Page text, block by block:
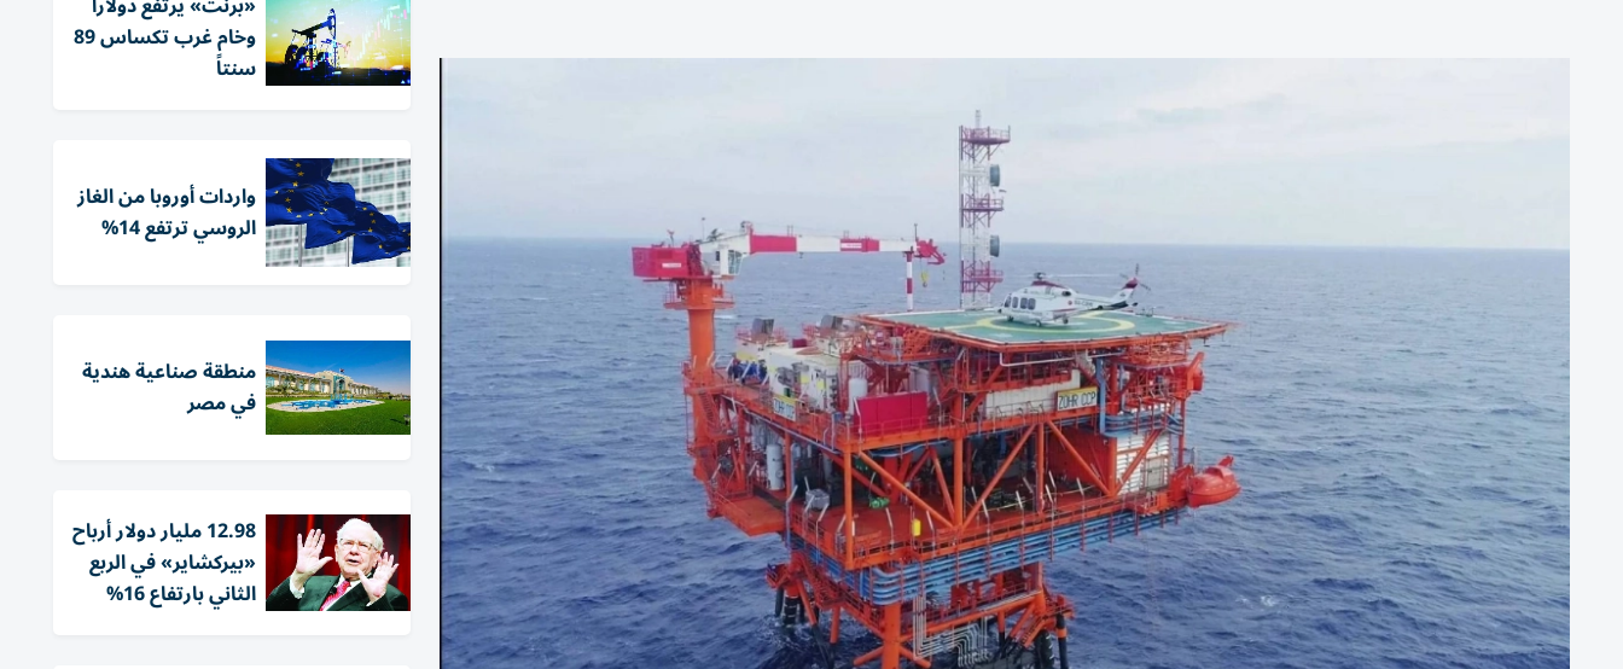
وخام ​غرب تكساس 89
سنتاً
واردات أوروبا من الغاز
الروسي ترتفع 14%
منطقة صناعية هندية
في مصر
12.98 مليار دولار أرباح
«بيركشاير» في الربع
الثاني بارتفاع 16%